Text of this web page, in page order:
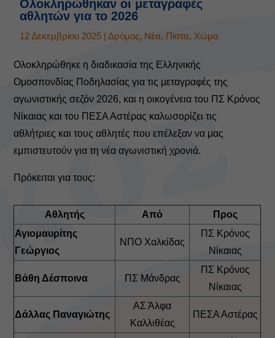
Ολοκληρώθηκαν οι μεταγραφές
αθλητών για το 2026
12 Δεκεμβρίου 2025| Δρόμος, Νέα, Πίστα, Χώμα
Ολοκληρώθηκε η διαδικασία της Ελληνικής
Ομοσπονδίας Ποδηλασίας για τις μεταγραφές της
αγωνιστικής σεζόν 2026, και η οικογένεια του ΠΣ Κρόνος
Νίκαιας και του ΠΕΣΑ Αστέρας καλωσορίζει τις
αθλήτριες και τους αθλητές που επέλεξαν να μας
εμπιστευτούν για τη νέα αγωνιστική χρονιά.
Πρόκειται για τους:
Αθλητής Από
Προς
Αγιομαυρίτης
Γεώργιος
ΝΠΟ Χαλκίδας
ΠΣ Κρόνος
Νίκαιας
Βάθη Δέσποινα ΠΣ Μάνδρας
ΠΣ Κρόνος
Νίκαιας
Δάλλας Παναγιώτης
ΑΣ Άλφα
Καλλιθέας
ΠΕΣΑ Αστέρας